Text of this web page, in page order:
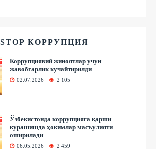
STOP КОРРУПЦИЯ
Коррупциявий жиноятлар учун
жавобгарлик кучайтирилди
02.07.2026 2 105
Ўзбекистонда коррупцияга қарши
курашишда ҳокимлар масъулияти
оширилади
06.05.2026 2 459